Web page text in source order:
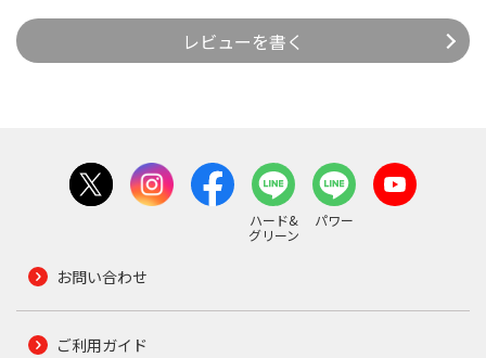
レビューを書く
ハード&
グリーン
パワー
お問い合わせ
ご利用ガイド